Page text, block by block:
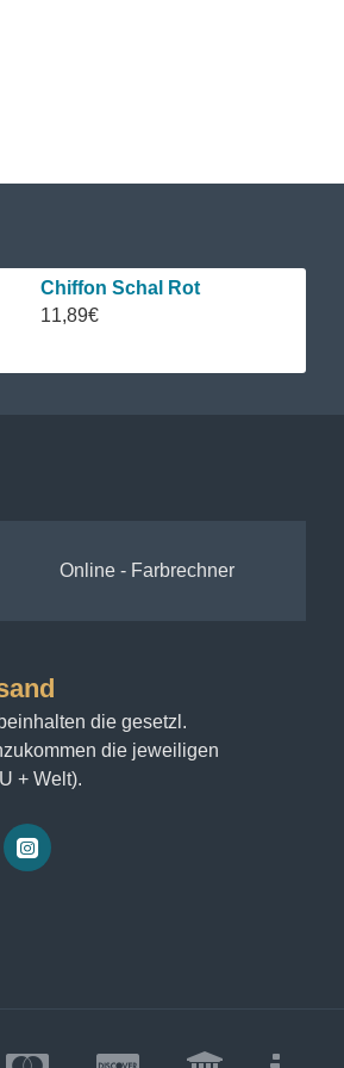
oder Vitamin C nur
Chiffon Schal Rot
11,89€
Online - Farbrechner
die gesetzl.
die jeweiligen
+ Welt).